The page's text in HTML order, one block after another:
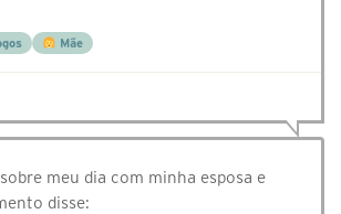
Mãe
meu dia com minha esposa e
disse: